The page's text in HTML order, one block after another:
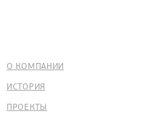
О КОМПАНИИ
ИСТОРИЯ
ПРОЕКТЫ